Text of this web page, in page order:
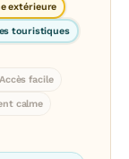
extérieure
touristiques
Accès facile
calme